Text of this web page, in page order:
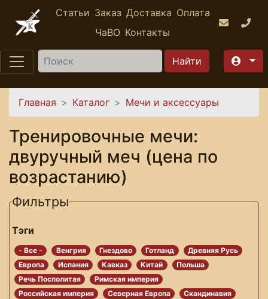
Перейти к основному содержанию
Статьи Заказ Доставка Оплата
ЧаВО Контакты
Найти
Вы здесь
Главная Каталог Мечи и аксессуары
Тренировочные мечи:
двуручный меч (цена по
возрастанию)
Фильтры
Тэги
- Все - Венгрия Гнездово Готланд
Древняя Русь
Европа
Испания Кавказ Китай
Польша
Речь Посполитая
Римская империя
Российская империя
Северная Европа
Скандинавия